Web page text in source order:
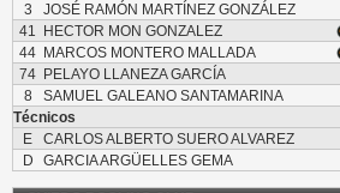
3
JOSÉ RAMÓN MARTÍNEZ GONZÁLEZ
41
HECTOR MON GONZALEZ
44
MARCOS MONTERO MALLADA
74
PELAYO LLANEZA GARCÍA
8
SAMUEL GALEANO SANTAMARINA
Técnicos
E
CARLOS ALBERTO SUERO ALVAREZ
D
GARCIA ARGÜELLES GEMA